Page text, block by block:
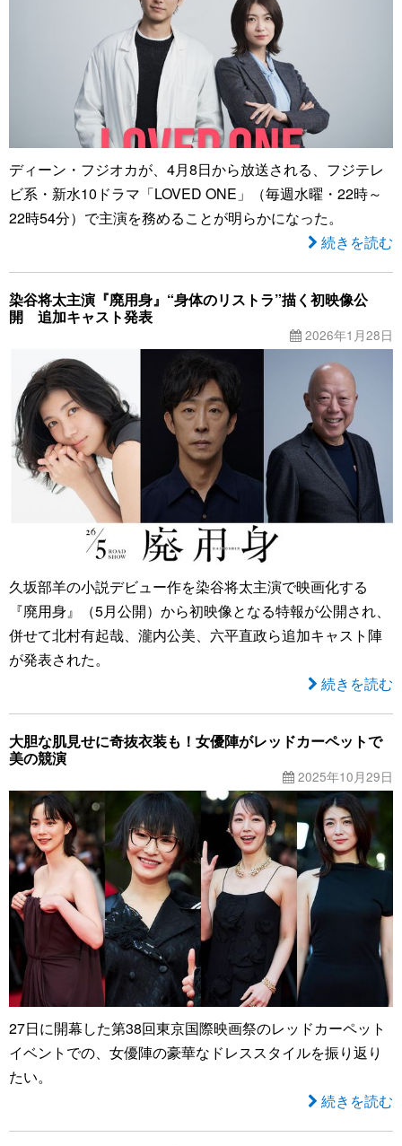
ディーン・フジオカが、4月8日から放送される、フジテレ
ビ系・新水10ドラマ「LOVED ONE」（毎週水曜・22時～
22時54分）で主演を務めることが明らかになった。
続きを読む
染谷将太主演『廃用身』“身体のリストラ”描く初映像公
開 追加キャスト発表
2026年1月28日
久坂部羊の小説デビュー作を染谷将太主演で映画化する
『廃用身』（5月公開）から初映像となる特報が公開され、
併せて北村有起哉、瀧内公美、六平直政ら追加キャスト陣
が発表された。
続きを読む
大胆な肌見せに奇抜衣装も！女優陣がレッドカーペットで
美の競演
2025年10月29日
27日に開幕した第38回東京国際映画祭のレッドカーペット
イベントでの、女優陣の豪華なドレススタイルを振り返り
たい。
続きを読む